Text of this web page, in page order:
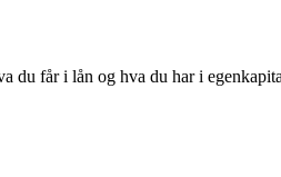
du får i lån og hva du har i